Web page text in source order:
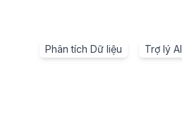
Phân tích Dữ liệu Trợ lý AI